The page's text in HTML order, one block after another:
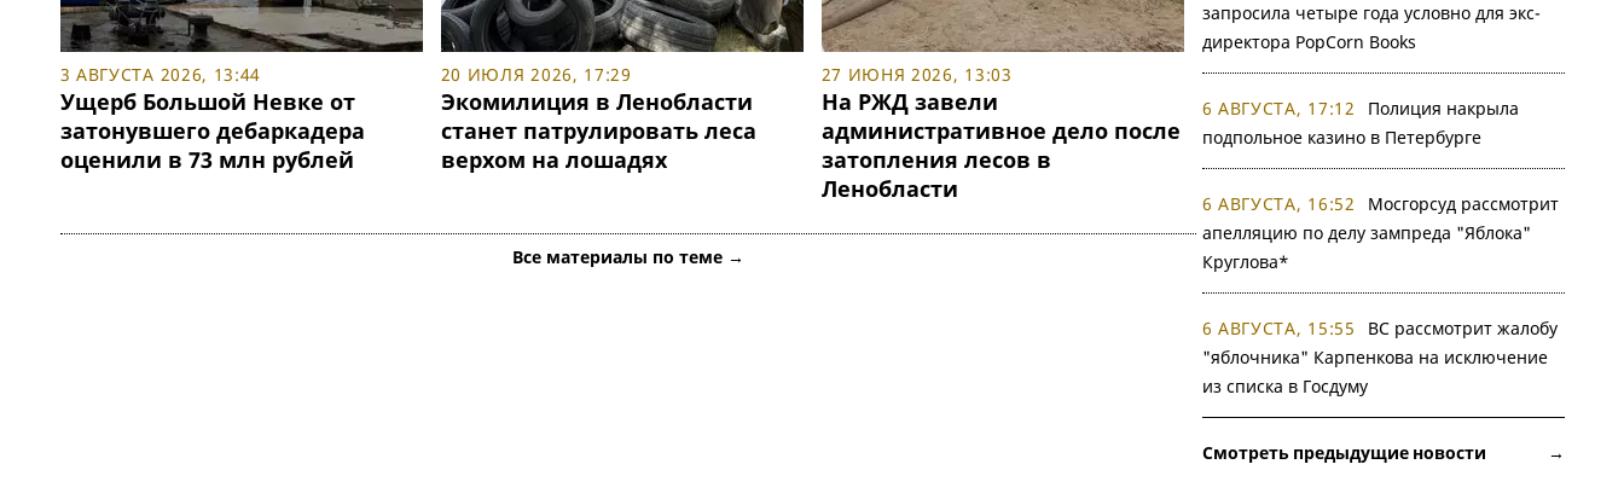
3 АВГУСТА 2026, 13:44
Ущерб Большой Невке от
затонувшего дебаркадера
оценили в 73 млн рублей
20 ИЮЛЯ 2026, 17:29
Экомилиция в Ленобласти
станет патрулировать леса
верхом на лошадях
27 ИЮНЯ 2026, 13:03
На РЖД завели
административное дело после
затопления лесов в
Ленобласти
Все материалы по теме →
запросила четыре года условно для экс-
директора PopCorn Books
6 АВГУСТА, 17:12
Полиция накрыла
подпольное казино в Петербурге
6 АВГУСТА, 16:52
Мосгорсуд рассмотрит
апелляцию по делу зампреда "Яблока"
Круглова*
6 АВГУСТА, 15:55
ВС рассмотрит жалобу
"яблочника" Карпенкова на исключение
из списка в Госдуму
Смотреть предыдущие новости →